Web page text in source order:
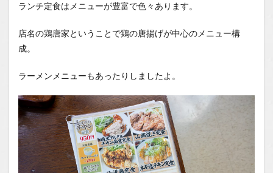
ランチ定食はメニューが豊富で色々あります。
店名の鶏唐家ということで鶏の唐揚げが中心のメニュー構
成。
ラーメンメニューもあったりしましたよ。